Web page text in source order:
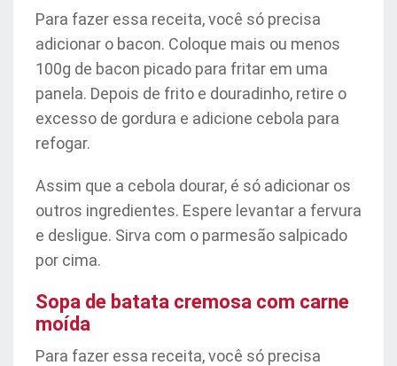
Para fazer essa receita, você só precisa
adicionar o bacon. Coloque mais ou menos
100g de bacon picado para fritar em uma
panela. Depois de frito e douradinho, retire o
excesso de gordura e adicione cebola para
refogar.
Assim que a cebola dourar, é só adicionar os
outros ingredientes. Espere levantar a fervura
e desligue. Sirva com o parmesão salpicado
por cima.
Sopa de batata cremosa com carne
moída
Para fazer essa receita, você só precisa